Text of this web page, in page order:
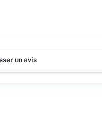
un avis